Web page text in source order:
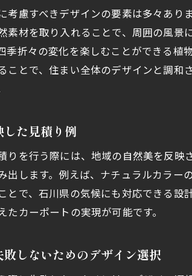
緑豊かなカー
石川県で映え
考慮すべきデザインの要素は多々あ
素材を取り入れることで、周囲の風
季折々の変化を楽しむことができる
ことで、住まい全体のデザインと調
た見積り例
りを行う際には、地域の自然美を反
出します。例えば、ナチュラルカラ
とで、石川県の気候にも対応できる
カーポートの実現が可能です。
しないためのデザイン選択